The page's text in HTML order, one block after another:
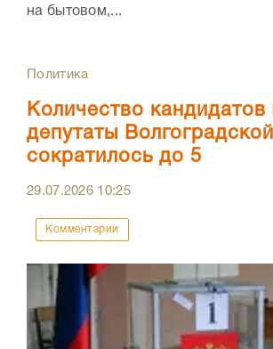
на бытовом,...
Политика
Количество кандидатов
депутаты
сократилось до 5
29.07.2026 10:25
Комментарии